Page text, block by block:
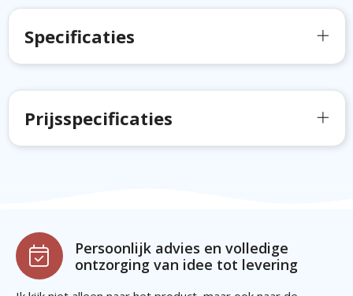
Specificaties
Prijsspecificaties
Persoonlijk advies en volledige
ontzorging van idee tot levering